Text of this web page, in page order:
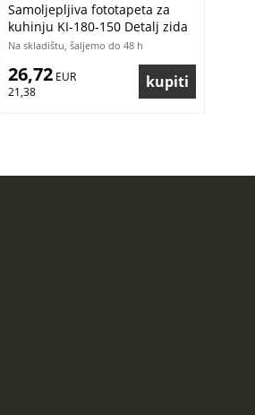
Samoljepljiva fototapeta za
kuhinju KI-180-150 Detalj zida
| 180 x 60 cm
Na skladištu, šaljemo do 48 h
26,72 EUR
21,38